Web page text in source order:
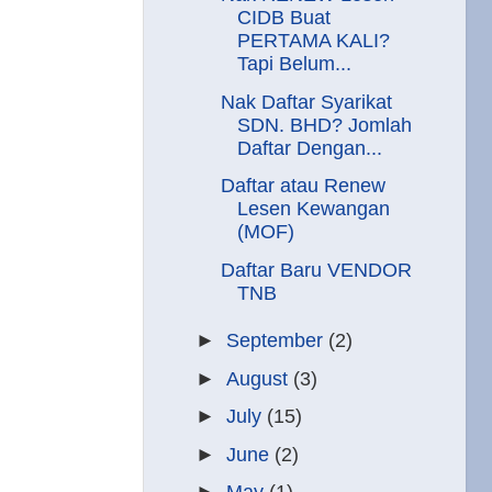
CIDB Buat
PERTAMA KALI?
Tapi Belum...
Nak Daftar Syarikat
SDN. BHD? Jomlah
Daftar Dengan...
Daftar atau Renew
Lesen Kewangan
(MOF)
Daftar Baru VENDOR
TNB
► September (2)
► August (3)
► July (15)
► June (2)